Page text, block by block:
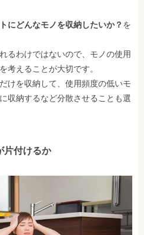
にどんなモノを収納したいか？ を
るわけではないので、モノの使用
考えることが大切です。
けを収納して、使用頻度の低いモ
収納するなど分散させることも選
片付けるか